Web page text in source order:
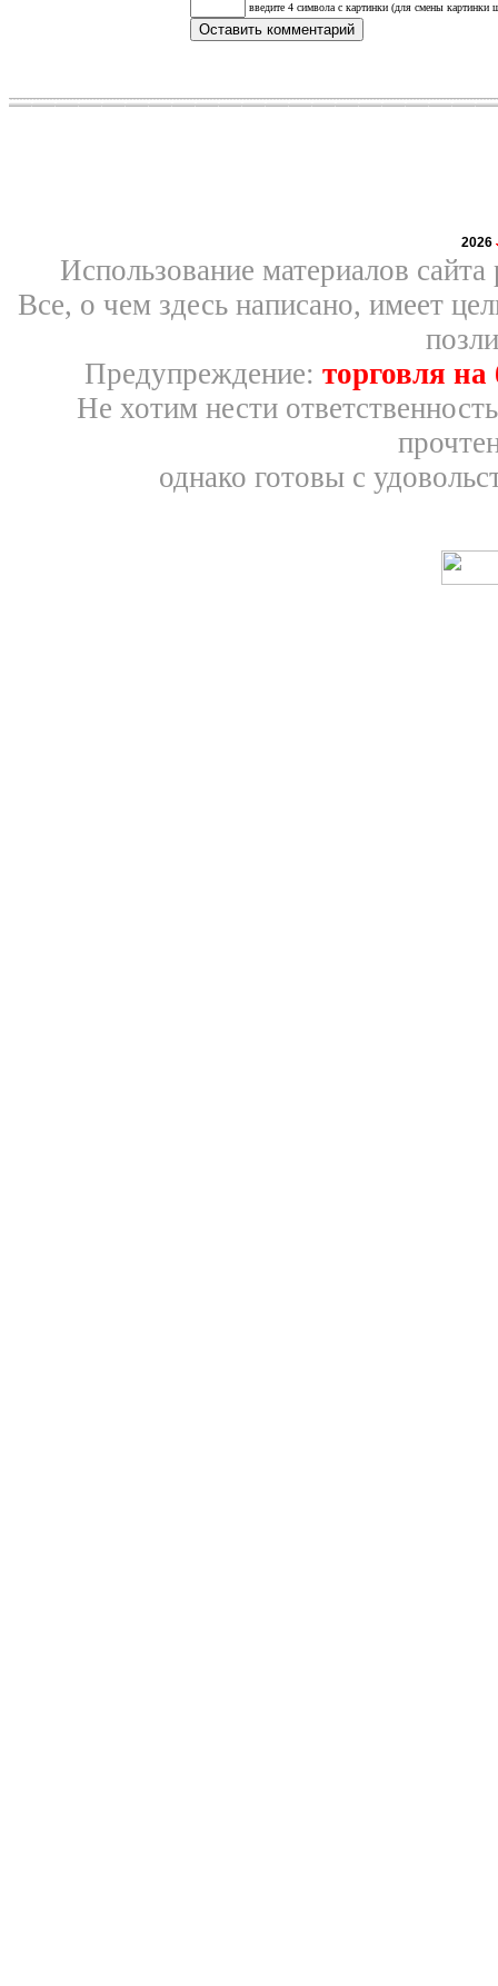
введите 4 символа с картинки (для смены картинки
2026
Использование материалов
Все, о чем здесь написано, имеет
Предупреждение: торговля
Не хотим нести
однако готовы с